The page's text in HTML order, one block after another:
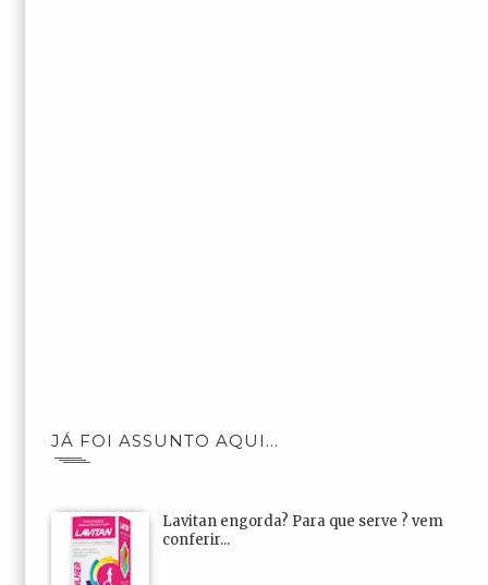
JÁ FOI ASSUNTO AQUI...
Lavitan engorda? Para que serve ? vem
conferir...